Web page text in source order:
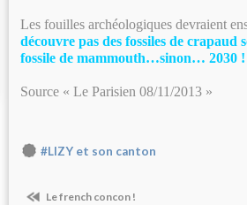
Les fouilles archéologiques devraient
découvre pas des fossiles de
fossile de mammouth…sinon… 2030 !
Source « Le Parisien 08/11/2013 »
#LIZY et son canton
Le french concon !